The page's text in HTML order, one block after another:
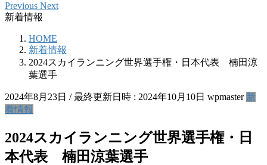
Previous Next
新着情報
HOME
新着情報
2024スカイランニング世界選手権・日本代表 楠田涼
葉選手
2024年8月23日 / 最終更新日時 : 2024年10月10日 wpmaster 新
着情報
2024スカイランニング世界選手権・日
本代表 楠田涼葉選手